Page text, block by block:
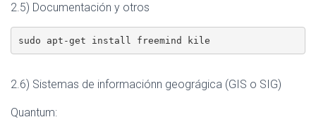
2.5) Documentación y otros
sudo apt-get install freemind kile
2.6) Sistemas de informaciónn geográgica (GIS o SIG)
Quantum: